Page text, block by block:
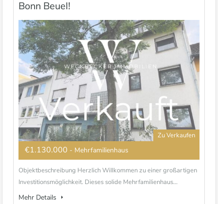
Bonn Beuel!
Zu Verkaufen
€1.130.000 - Mehrfamilienhaus
Objektbeschreibung Herzlich Willkommen zu einer großartigen
Investitionsmöglichkeit. Dieses solide Mehrfamilienhaus...
Mehr Details